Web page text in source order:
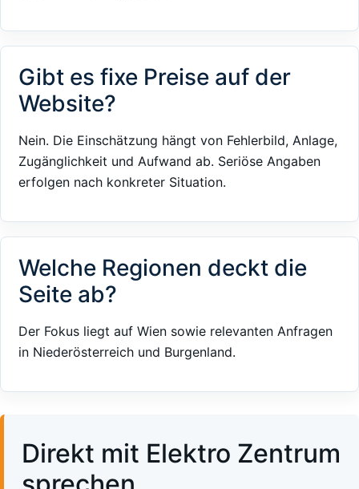
Gibt es fixe Preise auf der
Website?
Nein. Die Einschätzung hängt von Fehlerbild, Anlage,
Zugänglichkeit und Aufwand ab. Seriöse Angaben
erfolgen nach konkreter Situation.
Welche Regionen deckt die
Seite ab?
Der Fokus liegt auf Wien sowie relevanten Anfragen
in Niederösterreich und Burgenland.
Direkt mit Elektro Zentrum